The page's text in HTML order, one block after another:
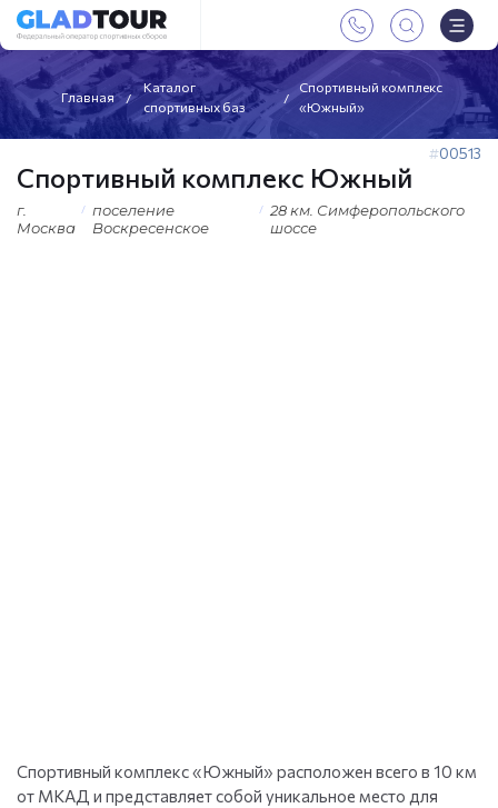
Главная
Каталог
спортивных баз
Спортивный комплекс
«Южный»
00513
Спортивный комплекс Южный
г.
Москва
поселение
Воскресенское
28 км. Симферопольского
шоссе
Спортивный комплекс «Южный» расположен всего в 10 км
от МКАД и представляет собой уникальное место для